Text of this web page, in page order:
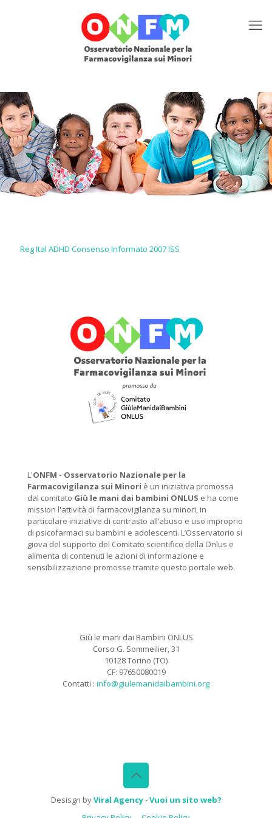
Reg Ital ADHD Consenso Informato 2007 ISS
L'ONFM - Osservatorio Nazionale per la
Farmacovigilanza sui Minori è un iniziativa promossa
dal comitato Giù le mani dai bambini ONLUS e ha come
mission l'attività di farmacovigilanza su minori, in
particolare iniziative di contrasto all’abuso e uso improprio
di psicofarmaci su bambini e adolescenti. L’Osservatorio si
giova del supporto del Comitato scientifico della Onlus e
alimenta di contenuti le azioni di informazione e
sensibilizzazione promosse tramite questo portale web.
Giù le mani dai Bambini ONLUS
Corso G. Sommeilier, 31
10128 Torino (TO)
CF: 97650080019
Contatti : info@giulemanidaibambini.org
Desisgn byViral Agency-Vuoi un sito web?